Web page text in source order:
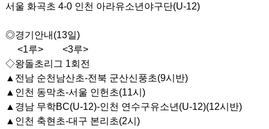
서울 화곡초 4-0 인천 아라유소년야구단(U-12)
◎경기안내(13일)
<1루> <3루>
◇왕돌초리그 1회전
▲전남 순천남산초-전북 군산신풍초(9시반)
▲인천 동막초-서울 인헌초(11시)
▲경남 무학BC(U-12)-인천 연수구유소년(U-12)(12시반)
▲인천 축현초-대구 본리초(2시)